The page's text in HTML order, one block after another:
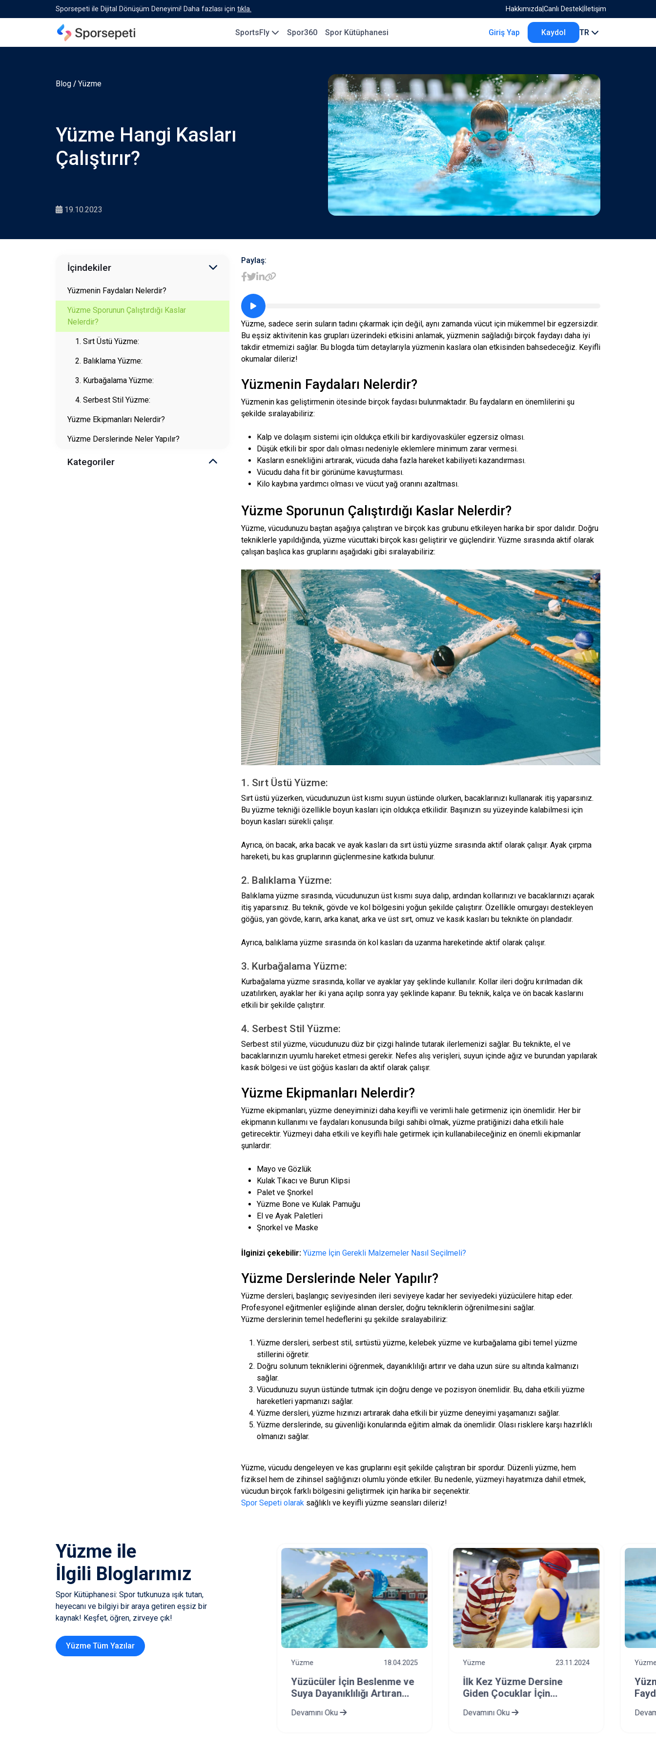
Sporsepeti ile Dijital Dönüşüm Deneyimi! Daha fazlası için tıkla. HakkımızdaCanlı Destek İletişim
SportsFly Spor360 Spor Kütüphanesi Giriş Yap Kaydol TR
Blog / Yüzme
Yüzme Hangi Kasları
Çalıştırır?
19.10.2023
İçindekiler
Yüzmenin Faydaları Nelerdir?
Yüzme Sporunun Çalıştırdığı Kaslar
Nelerdir?
1. Sırt Üstü Yüzme:
2. Balıklama Yüzme:
3. Kurbağalama Yüzme:
4. Serbest Stil Yüzme:
Yüzme Ekipmanları Nelerdir?
Yüzme Derslerinde Neler Yapılır?
Kategoriler
Paylaş:
Yüzme, sadece serin suların tadını çıkarmak için değil, aynı zamanda vücut için mükemmel bir egzersizdir.
Bu eşsiz aktivitenin kas grupları üzerindeki etkisini anlamak, yüzmenin sağladığı birçok faydayı daha iyi
takdir etmemizi sağlar. Bu blogda tüm detaylarıyla yüzmenin kaslara olan etkisinden bahsedeceğiz. Keyifli
okumalar dileriz!
Yüzmenin Faydaları Nelerdir?
Yüzmenin kas geliştirmenin ötesinde birçok faydası bulunmaktadır. Bu faydaların en önemlilerini şu
şekilde sıralayabiliriz:
Kalp ve dolaşım sistemi için oldukça etkili bir kardiyovasküler egzersiz olması.
Düşük etkili bir spor dalı olması nedeniyle eklemlere minimum zarar vermesi.
Kasların esnekliğini artırarak, vücuda daha fazla hareket kabiliyeti kazandırması.
Vücudu daha fit bir görünüme kavuşturması.
Kilo kaybına yardımcı olması ve vücut yağ oranını azaltması.
Yüzme Sporunun Çalıştırdığı Kaslar Nelerdir?
Yüzme, vücudunuzu baştan aşağıya çalıştıran ve birçok kas grubunu etkileyen harika bir spor dalıdır. Doğru
tekniklerle yapıldığında, yüzme vücuttaki birçok kası geliştirir ve güçlendirir. Yüzme sırasında aktif olarak
çalışan başlıca kas gruplarını aşağıdaki gibi sıralayabiliriz:
1. Sırt Üstü Yüzme:
Sırt üstü yüzerken, vücudunuzun üst kısmı suyun üstünde olurken, bacaklarınızı kullanarak itiş yaparsınız.
Bu yüzme tekniği özellikle boyun kasları için oldukça etkilidir. Başınızın su yüzeyinde kalabilmesi için
boyun kasları sürekli çalışır.
Ayrıca, ön bacak, arka bacak ve ayak kasları da sırt üstü yüzme sırasında aktif olarak çalışır. Ayak çırpma
hareketi, bu kas gruplarının güçlenmesine katkıda bulunur.
2. Balıklama Yüzme:
Balıklama yüzme sırasında, vücudunuzun üst kısmı suya dalıp, ardından kollarınızı ve bacaklarınızı açarak
itiş yaparsınız. Bu teknik, gövde ve kol bölgesini yoğun şekilde çalıştırır. Özellikle omurgayı destekleyen
göğüs, yan gövde, karın, arka kanat, arka ve üst sırt, omuz ve kasık kasları bu teknikte ön plandadır.
Ayrıca, balıklama yüzme sırasında ön kol kasları da uzanma hareketinde aktif olarak çalışır.
3. Kurbağalama Yüzme:
Kurbağalama yüzme sırasında, kollar ve ayaklar yay şeklinde kullanılır. Kollar ileri doğru kırılmadan dik
uzatılırken, ayaklar her iki yana açılıp sonra yay şeklinde kapanır. Bu teknik, kalça ve ön bacak kaslarını
etkili bir şekilde çalıştırır.
4. Serbest Stil Yüzme:
Serbest stil yüzme, vücudunuzu düz bir çizgi halinde tutarak ilerlemenizi sağlar. Bu teknikte, el ve
bacaklarınızın uyumlu hareket etmesi gerekir. Nefes alış verişleri, suyun içinde ağız ve burundan yapılarak
kasık bölgesi ve üst göğüs kasları da aktif olarak çalışır.
Yüzme Ekipmanları Nelerdir?
Yüzme ekipmanları, yüzme deneyiminizi daha keyifli ve verimli hale getirmeniz için önemlidir. Her bir
ekipmanın kullanımı ve faydaları konusunda bilgi sahibi olmak, yüzme pratiğinizi daha etkili hale
getirecektir. Yüzmeyi daha etkili ve keyifli hale getirmek için kullanabileceğiniz en önemli ekipmanlar
şunlardır:
Mayo ve Gözlük
Kulak Tıkacı ve Burun Klipsi
Palet ve Şnorkel
Yüzme Bone ve Kulak Pamuğu
El ve Ayak Paletleri
Şnorkel ve Maske
İlginizi çekebilir: Yüzme İçin Gerekli Malzemeler Nasıl Seçilmeli?
Yüzme Derslerinde Neler Yapılır?
Yüzme dersleri, başlangıç seviyesinden ileri seviyeye kadar her seviyedeki yüzücülere hitap eder.
Profesyonel eğitmenler eşliğinde alınan dersler, doğru tekniklerin öğrenilmesini sağlar.
Yüzme derslerinin temel hedeflerini şu şekilde sıralayabiliriz:
Yüzme dersleri, serbest stil, sırtüstü yüzme, kelebek yüzme ve kurbağalama gibi temel yüzme
stillerini öğretir.
Doğru solunum tekniklerini öğrenmek, dayanıklılığı artırır ve daha uzun süre su altında kalmanızı
sağlar.
Vücudunuzu suyun üstünde tutmak için doğru denge ve pozisyon önemlidir. Bu, daha etkili yüzme
hareketleri yapmanızı sağlar.
Yüzme dersleri, yüzme hızınızı artırarak daha etkili bir yüzme deneyimi yaşamanızı sağlar.
Yüzme derslerinde, su güvenliği konularında eğitim almak da önemlidir. Olası risklere karşı hazırlıklı
olmanızı sağlar.
Yüzme, vücudu dengeleyen ve kas gruplarını eşit şekilde çalıştıran bir spordur. Düzenli yüzme, hem
fiziksel hem de zihinsel sağlığınızı olumlu yönde etkiler. Bu nedenle, yüzmeyi hayatımıza dahil etmek,
vücudun birçok farklı bölgesini geliştirmek için harika bir seçenektir.
Spor Sepeti olarak sağlıklı ve keyifli yüzme seansları dileriz!
Yüzme ile
İlgili Bloglarımız
Spor Kütüphanesi: Spor tutkunuza ışık tutan,
heyecanı ve bilgiyi bir araya getiren eşsiz bir
kaynak! Keşfet, öğren, zirveye çık!
Yüzme Tüm Yazılar
Yüzme 18.04.2025
Yüzücüler İçin Beslenme ve
Suya Dayanıklılığı Artıran
Devamını Oku
Yüzme 23.11.2024
İlk Kez Yüzme Dersine
Giden Çocuklar İçin
Devamını Oku